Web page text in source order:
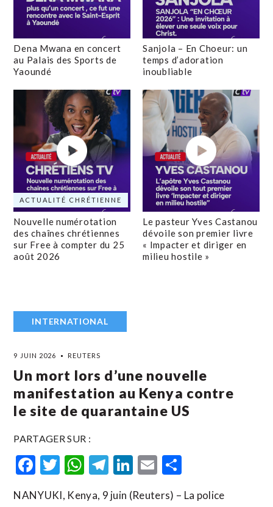
Dena Mwana en concert
au Palais des Sports de
Yaoundé
Sanjola – En Choeur: un
temps d’adoration
inoubliable
ACTUALITÉ CHRÉTIENNE
Nouvelle numérotation
des chaînes chrétiennes
sur Free à compter du 25
août 2026
Le pasteur Yves Castanou
dévoile son premier livre
« Impacter et diriger en
milieu hostile »
INTERNATIONAL
9 JUIN 2026 REUTERS
Un mort lors d’une nouvelle
manifestation au Kenya contre
le site de quarantaine US
PARTAGER SUR :
Facebook
Twitter
WhatsApp
Telegram
LinkedIn
Email
NANYUKI, Kenya, 9 juin (Reuters) – La police